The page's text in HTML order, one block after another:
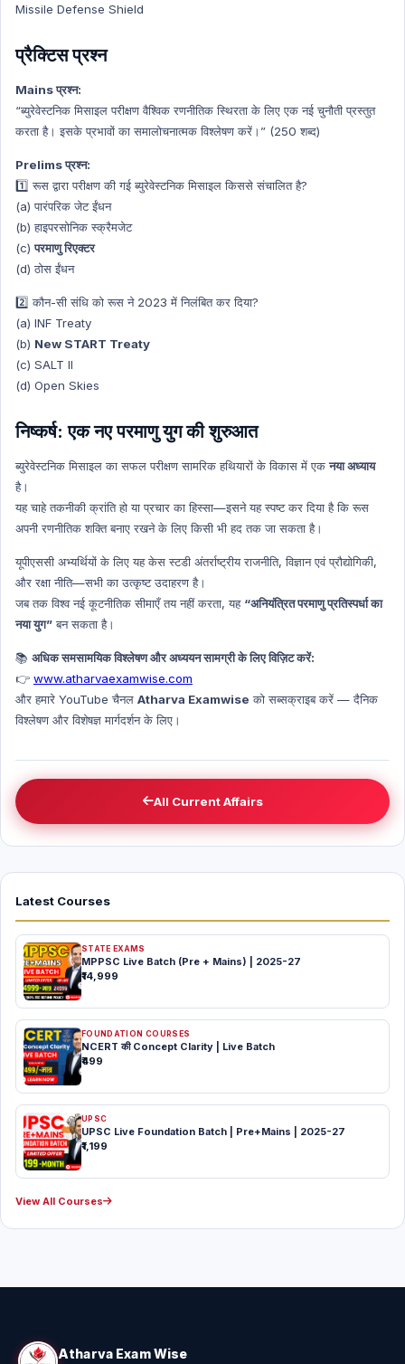
Missile Defense Shield
प्रैक्टिस प्रश्न
Mains प्रश्न:
“ब्युरेवेस्टनिक मिसाइल परीक्षण वैश्विक रणनीतिक स्थिरता के लिए एक नई चुनौती प्रस्तुत
करता है। इसके प्रभावों का समालोचनात्मक विश्लेषण करें।” (250 शब्द)
Prelims प्रश्न:
1️⃣ रूस द्वारा परीक्षण की गई ब्युरेवेस्टनिक मिसाइल किससे संचालित है?
(a) पारंपरिक जेट ईंधन
(b) हाइपरसोनिक स्क्रैमजेट
(c)परमाणु रिएक्टर
(d) ठोस ईंधन
2️⃣ कौन-सी संधि को रूस ने 2023 में निलंबित कर दिया?
(a) INF Treaty
(b) New START Treaty
(c) SALT II
(d) Open Skies
निष्कर्ष: एक नए परमाणु युग की शुरुआत
ब्युरेवेस्टनिक मिसाइल का सफल परीक्षण सामरिक हथियारों के विकास में एकनया अध्याय
है।
यह चाहे तकनीकी क्रांति हो या प्रचार का हिस्सा—इसने यह स्पष्ट कर दिया है कि रूस
अपनी रणनीतिक शक्ति बनाए रखने के लिए किसी भी हद तक जा सकता है।
यूपीएससी अभ्यर्थियों के लिए यह केस स्टडी अंतर्राष्ट्रीय राजनीति, विज्ञान एवं प्रौद्योगिकी,
और रक्षा नीति—सभी का उत्कृष्ट उदाहरण है।
जब तक विश्व नई कूटनीतिक सीमाएँ तय नहीं करता, यह “अनियंत्रित परमाणु प्रतिस्पर्धा का
नया युग” बन सकता है।
📚 अधिक समसामयिक विश्लेषण और अध्ययन सामग्री के लिए विज़िट करें:
👉 www.atharvaexamwise.com
और हमारे YouTube चैनल Atharva Examwise को सब्सक्राइब करें — दैनिक
विश्लेषण और विशेषज्ञ मार्गदर्शन के लिए।
All Current Affairs
Latest Courses
STATE EXAMS
MPPSC Live Batch (Pre + Mains) | 2025-27
₹14,999
FOUNDATION COURSES
NCERT की Concept Clarity | Live Batch
₹499
UPSC
UPSC Live Foundation Batch | Pre+Mains | 2025-27
₹1,199
View All Courses
Atharva Exam Wise